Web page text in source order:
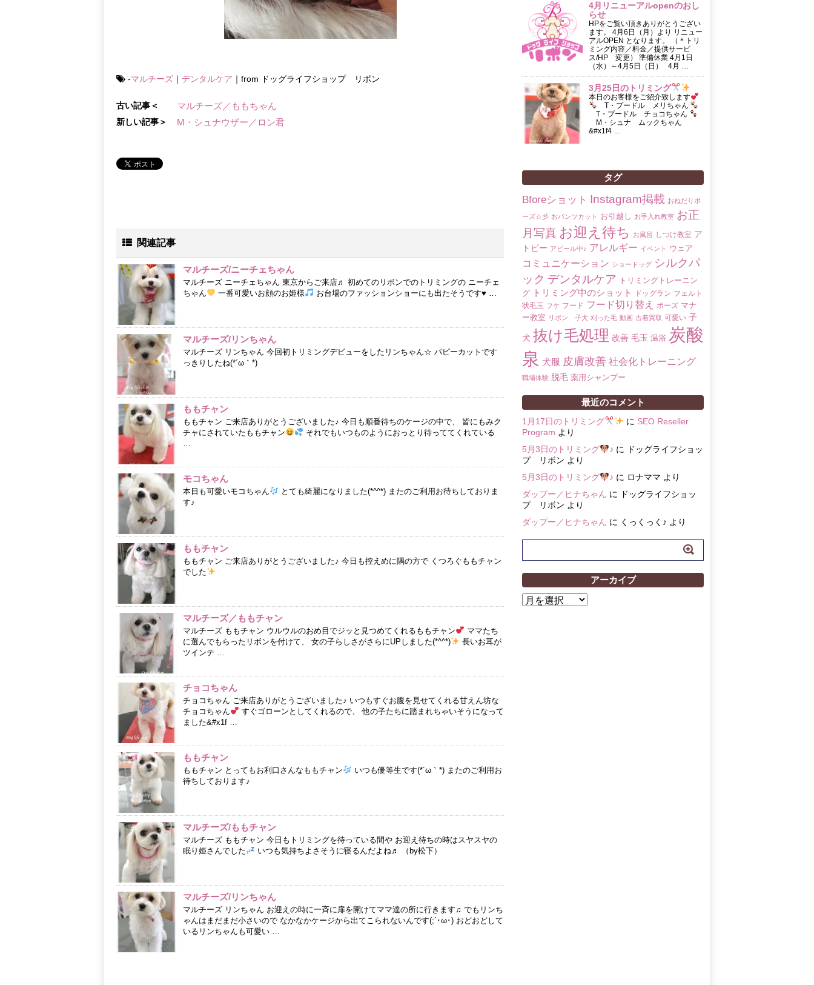
-マルチーズ ｜ デンタルケア ｜from ドッグライフショップ リボン
古い記事＜ マルチーズ／ももちゃん
新しい記事＞ M・シュナウザー／ロン君
関連記事
マルチーズ/ニーチェちゃん
マルチーズ ニーチェちゃん 東京からご来店♬ 初めてのリボンでのトリミングの ニーチェ
ちゃん
一番可愛いお顔のお姫様 お台場のファッションショーにも出たそうです♥ …
マルチーズ/リンちゃん
マルチーズ リンちゃん 今回初トリミングデビューをしたリンちゃん☆ パピーカットです
っきりしたね(*´ω｀*)
ももチャン
ももチャン ご来店ありがとうございました♪ 今日も順番待ちのケージの中で、 皆にもみク
チャにされていたももチャン
それでもいつものようにおっとり待っててくれている
…
モコちゃん
本日も可愛いモコちゃん
とても綺麗になりました(*^^*) またのご利用お待ちしておりま
す♪
ももチャン
ももチャン ご来店ありがとうございました♪ 今日も控えめに隅の方で くつろぐももチャン
でした
マルチーズ／ももチャン
マルチーズ ももチャン ウルウルのおめ目でジッと見つめてくれるももチャン
ママたち
に選んでもらったリボンを付けて、 女の子らしさがさらにUPしました(*^^*)
長いお耳が
ツインテ …
チョコちゃん
チョコちゃん ご来店ありがとうございました♪ いつもすぐお腹を見せてくれる甘えん坊な
チョコちゃん
すぐゴローンとしてくれるので、 他の子たちに踏まれちゃいそうになって
ました&#x1f …
ももチャン
ももチャン とってもお利口さんなももチャン
いつも優等生です(*´ω｀*) またのご利用お
待ちしております♪
マルチーズ/ももチャン
マルチーズ ももチャン 今日もトリミングを待っている間や お迎え待ちの時はスヤスヤの
眠り姫さんでした
いつも気持ちよさそうに寝るんだよね♬ （by松下）
マルチーズ/リンちゃん
マルチーズ リンちゃん お迎えの時に一斉に扉を開けてママ達の所に行きます♫ でもリンち
ゃんはまだまだ小さいので なかなかケージから出てこられないんです(;´･ω･) おどおどして
いるリンちゃんも可愛い …
4月リニューアルopenのおし
らせ
HPをご覧い頂きありがとうござい
ます。 4月6日（月）より リニュー
アルOPEN となります。 （＊トリ
ミング内容／料金／提供サービ
ス/HP 変更） 準備休業 4月1日
（水）～4月5日（日） 4月 …
3月25日のトリミング
本日のお客様をご紹介致します
T・プードル メリちゃん
T・プードル チョコちゃん
M・シュナ ムックちゃん
&#x1f4 …
タグ
Bforeショット Instagram掲載 おねだりポ
ーズ☆彡 おパンツカット お引越し お手入れ教室 お正
月写真 お迎え待ち お風呂 しつけ教室 ア
トピー アピール中♪ アレルギー イベント ウェア
コミュニケーション ショードッグ シルクパ
ック デンタルケア
トリミングトレーニン
グ トリミング中のショット ドッグラン フェルト
状毛玉 フケ フード フード切り替え ポーズ マナ
ー教室 リボン 子犬 刈った毛 動画 古着買取 可愛い 子
犬 抜け毛処理 改善 毛玉 温浴 炭酸
泉 犬服 皮膚改善 社会化トレーニング
職場体験 脱毛 薬用シャンプー
最近のコメント
1月17日のトリミング に SEO Reseller
Program より
5月3日のトリミング
♪ に
ドッグライフショッ
プ リボン より
5月3日のトリミング
♪ に ロナママ より
ダップー／ヒナちゃん に
ドッグライフショッ
プ リボン より
ダップー／ヒナちゃん に くっくっく♪ より
アーカイブ
ア